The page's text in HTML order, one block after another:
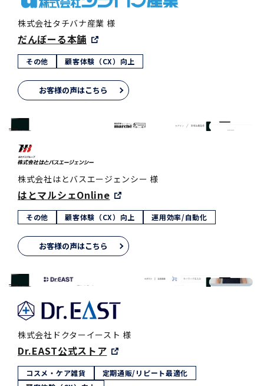
株式会社タチバナ産業 様
だんぼーる本舗
その他 顧客体験（CX）向上
お客様の声はこちら
株式会社はとバスエージェンシー 様
はとマルシェOnline
その他 顧客体験（CX）向上 運用効率/自動化
お客様の声はこちら
株式会社ドクターイースト 様
Dr.EAST公式ストア
コスメ・ケア雑貨
定期通販/リピート最適化